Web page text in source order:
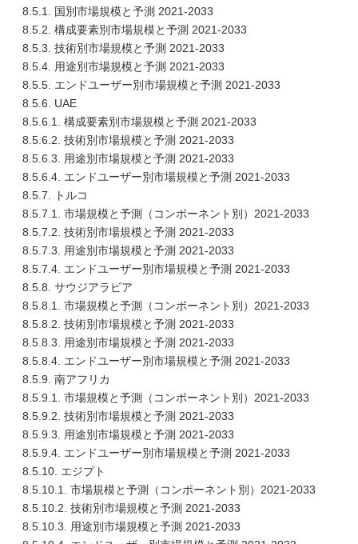
8.5.1. 国別市場規模と予測 2021-2033
8.5.2. 構成要素別市場規模と予測 2021-2033
8.5.3. 技術別市場規模と予測 2021-2033
8.5.4. 用途別市場規模と予測 2021-2033
8.5.5. エンドユーザー別市場規模と予測 2021-2033
8.5.6. UAE
8.5.6.1. 構成要素別市場規模と予測 2021-2033
8.5.6.2. 技術別市場規模と予測 2021-2033
8.5.6.3. 用途別市場規模と予測 2021-2033
8.5.6.4. エンドユーザー別市場規模と予測 2021-2033
8.5.7. トルコ
8.5.7.1. 市場規模と予測（コンポーネント別）2021-2033
8.5.7.2. 技術別市場規模と予測 2021-2033
8.5.7.3. 用途別市場規模と予測 2021-2033
8.5.7.4. エンドユーザー別市場規模と予測 2021-2033
8.5.8. サウジアラビア
8.5.8.1. 市場規模と予測（コンポーネント別）2021-2033
8.5.8.2. 技術別市場規模と予測 2021-2033
8.5.8.3. 用途別市場規模と予測 2021-2033
8.5.8.4. エンドユーザー別市場規模と予測 2021-2033
8.5.9. 南アフリカ
8.5.9.1. 市場規模と予測（コンポーネント別）2021-2033
8.5.9.2. 技術別市場規模と予測 2021-2033
8.5.9.3. 用途別市場規模と予測 2021-2033
8.5.9.4. エンドユーザー別市場規模と予測 2021-2033
8.5.10. エジプト
8.5.10.1. 市場規模と予測（コンポーネント別）2021-2033
8.5.10.2. 技術別市場規模と予測 2021-2033
8.5.10.3. 用途別市場規模と予測 2021-2033